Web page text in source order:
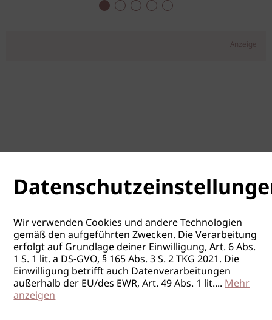
Anzeige
Wir verwenden Cookies und andere Technologien
gemäß den aufgeführten Zwecken. Die Verarbeitung
erfolgt auf Grundlage deiner Einwilligung, Art. 6 Abs.
1 S. 1 lit. a DS-GVO, § 165 Abs. 3 S. 2 TKG 2021. Die
Einwilligung betrifft auch Datenverarbeitungen
außerhalb der EU/des EWR, Art. 49 Abs. 1 lit....Mehr
anzeigen